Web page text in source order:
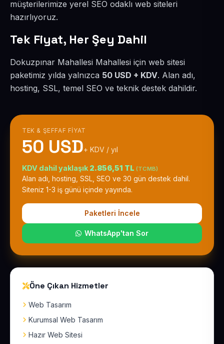
müşterilerimize yerel SEO odaklı web siteleri
hazırlıyoruz.
Tek Fiyat, Her Şey Dahil
Dokuzpınar Mahallesi Mahallesi için web sitesi
paketimiz yılda yalnızca 50 USD + KDV. Alan adı,
hosting, SSL, temel SEO ve teknik destek dahildir.
TEK & ŞEFFAF FIYAT
50 USD+ KDV / yıl
KDV dahil yaklaşık 2.856,51 TL (TCMB)
Alan adı, hosting, SSL, SEO ve 30 gün destek dahil.
Siteniz 1-3 iş günü içinde yayında.
Paketleri İncele
WhatsApp'tan Sor
Öne Çıkan Hizmetler
Web Tasarım
Kurumsal Web Tasarım
Hazır Web Sitesi